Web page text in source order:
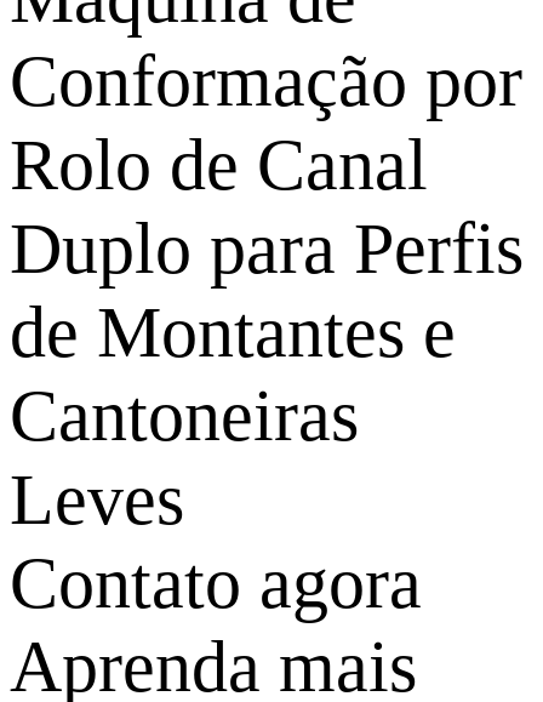
Conformação por
Rolo de Canal
Duplo para Perfis
de Montantes e
Cantoneiras
Leves
Contato agora
Aprenda mais